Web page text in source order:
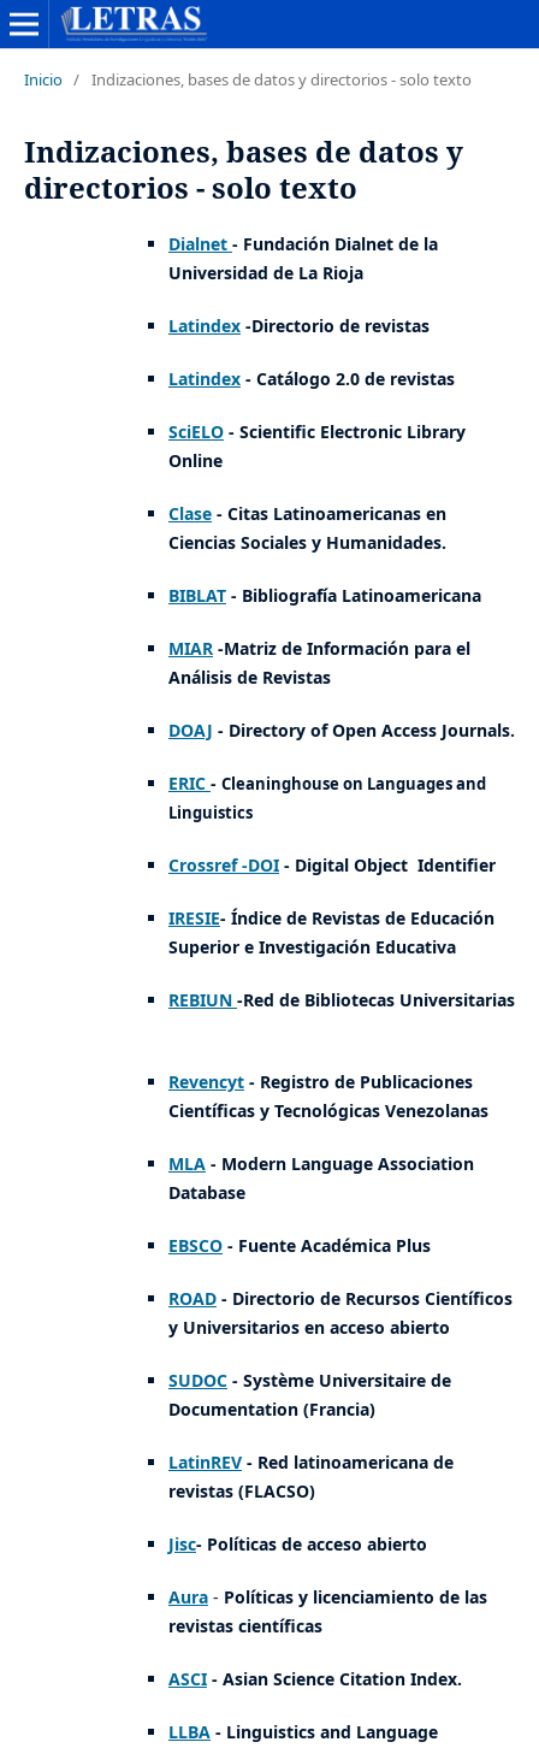
Inicio / Indizaciones, bases de datos y directorios - solo texto
Indizaciones, bases de datos y
directorios - solo texto
Dialnet - Fundación Dialnet de la
Universidad de La Rioja
Latindex-Directorio de revistas
Latindex- Catálogo 2.0 de revistas
SciELO- Scientific Electronic Library
Online
Clase- Citas Latinoamericanas en
Ciencias Sociales y Humanidades.
BIBLAT- Bibliografía Latinoamericana
MIAR-Matriz de Información para el
Análisis de Revistas
DOAJ - Directory of Open Access Journals.
ERIC - Cleaninghouse on Languages and
Linguistics
Crossref-DOI- Digital Object Identifier
IRESIE- Índice de Revistas de Educación
Superior e Investigación Educativa
REBIUN -Red de Bibliotecas Universitarias
Revencyt- Registro de Publicaciones
Científicas y Tecnológicas Venezolanas
MLA- Modern Language Association
Database
EBSCO- Fuente Académica Plus
ROAD- Directorio de Recursos Científicos
y Universitarios en acceso abierto
SUDOC- Système Universitaire de
Documentation (Francia)
LatinREV- Red latinoamericana de
revistas (FLACSO)
Jisc- Políticas de acceso abierto
Aura- Políticas y licenciamiento de las
revistas científicas
ASCI- Asian Science Citation Index.
LLBA- Linguistics and Language